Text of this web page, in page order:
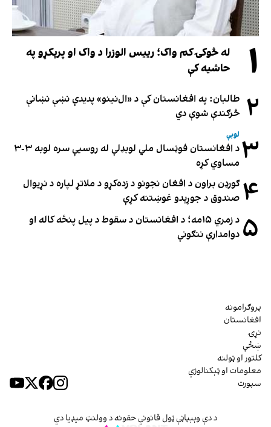
۱
له څوکۍ کم واک؛ رییس الوزرا د واک او پرېکړو په
حاشیه کې
۲ طالبان: په افغانستان کې د «ال‌نینو» پدیدې نښې نښانې
څرګندې شوې دي
۳ لوبې
د افغانستان فوټسال ملي لوبډلې له روسیې سره لوبه ۳-۳
مساوي کړه
۴ ګورډن براون د افغان نجونو د زده‌کړو د ملاتړ لپاره د نړیوال
صندوق د جوړېدو غوښتنه کړې
۵
د زمري ۱۵مه؛ د افغانستان د سقوط د پیل پنځه کاله او
دوامدارې ننګونې
پروګرامونه
افغانستان
نړۍ
ښځې
کلتور او ټولنه
معلومات او ټېکنالوژي
سپورت
د دې وېبپاڼې ټول قانوني حقونه د وولنټ میډیا دي